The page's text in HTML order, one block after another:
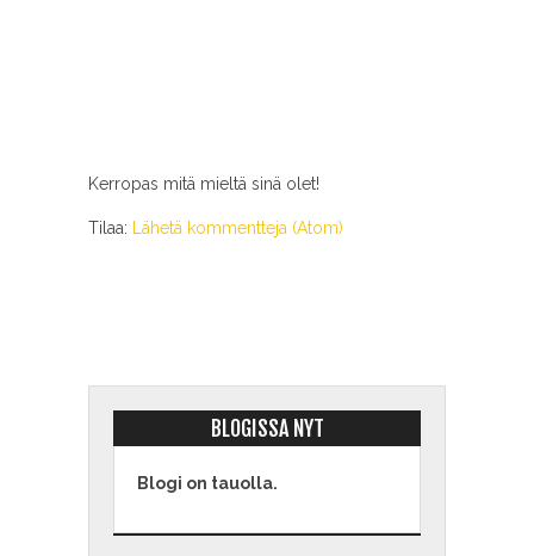
Kerropas mitä mieltä sinä olet!
Tilaa: Lähetä kommentteja (Atom)
BLOGISSA NYT
Blogi on tauolla.